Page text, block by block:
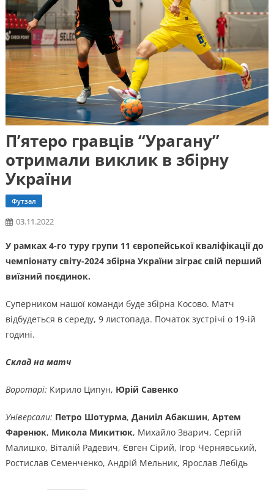
П’ятеро гравців “Урагану”
отримали виклик в збірну
України
Футзал
03.11.2022
У рамках 4-го туру групи 11 європейської кваліфікації до
чемпіонату світу-2024 збірна України зіграє свій перший
виїзний поєдинок.
Суперником нашої команди буде збірна Косово. Матч
відбудеться в середу, 9 листопада. Початок зустрічі о 19-ій
годині.
Склад на матч
Воротарі: Кирило Ципун, Юрій Савенко
Універсали: Петро Шотурма, Даниіл Абакшин, Артем
Фаренюк, Микола Микитюк, Михайло Зварич, Сергій
Малишко, Віталій Радевич, Євген Сірий, Ігор Чернявський,
Ростислав Семенченко, Андрій Мельник, Ярослав Лебідь